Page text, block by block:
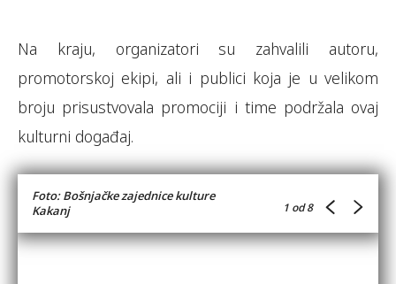
Na kraju, organizatori su zahvalili autoru,
promotorskoj ekipi, ali i publici koja je u velikom
broju prisustvovala promociji i time podržala ovaj
kulturni događaj.
Foto: Bošnjačke zajednice kulture
Kakanj
1 od 8